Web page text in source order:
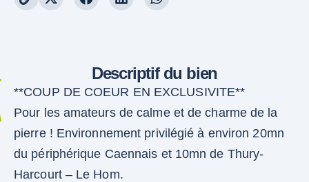
Descriptif du bien
**COUP DE COEUR EN EXCLUSIVITE**
Pour les amateurs de calme et de charme de la
pierre ! Environnement privilégié à environ 20mn
du périphérique Caennais et 10mn de Thury-
Harcourt – Le Hom.